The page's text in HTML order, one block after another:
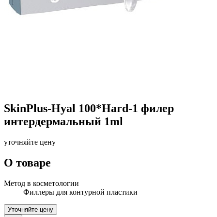
SkinPlus-Hyal 100*Hard-1 филер
интердермальный 1ml
уточняйте цену
О товаре
Метод в косметологии
Филлеры для контурной пластики
Уточняйте цену